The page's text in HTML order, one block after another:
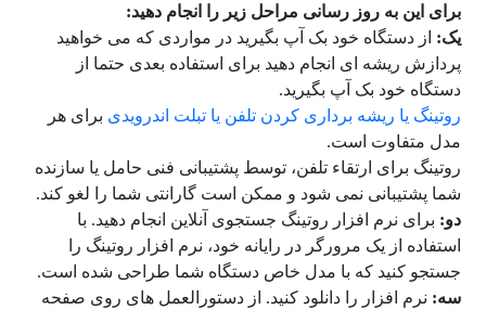
برای این به روز رسانی مراحل زیر را انجام دهید:
یک:از دستگاه خود بک آپ بگیرید در مواردی که می خواهید
پردازش ریشه ای انجام دهید برای استفاده بعدی حتما از
دستگاه خود بک آپ بگیرید.
روتینگ یا ریشه برداری کردن تلفن یا تبلت اندرویدیبرای هر
مدل متفاوت است.
روتینگ برای ارتقاء تلفن، توسط پشتیبانی فنی حامل یا سازنده
شما پشتیبانی نمی شود و ممکن است گارانتی شما را لغو کند.
دو:برای نرم افزار روتینگ جستجوی آنلاین انجام دهید. با
استفاده از یک مرورگر در رایانه خود، نرم افزار روتینگ را
جستجو کنید که با مدل خاص دستگاه شما طراحی شده است.
سه:نرم افزار را دانلود کنید. از دستورالعمل های روی صفحه